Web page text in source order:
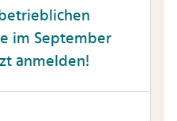
im September
anmelden!